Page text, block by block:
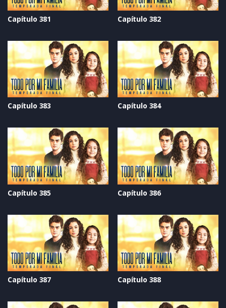
Capítulo 381 Capítulo 382
Capítulo 383 Capítulo 384
Capítulo 385 Capítulo 386
Capítulo 387 Capítulo 388